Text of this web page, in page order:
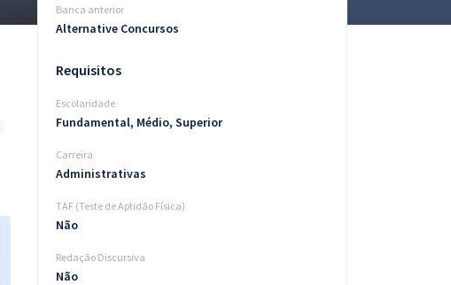
Banca anterior
Alternative Concursos
Requisitos
Escolaridade
Fundamental, Médio, Superior
Carreira
Administrativas
TAF (Teste de Aptidão Física)
Não
Redação Discursiva
Não